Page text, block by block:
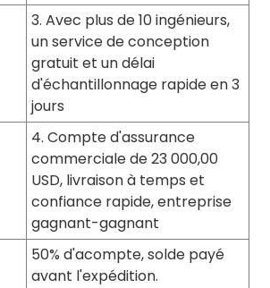
3. Avec plus de 10 ingénieurs,
un service de conception
gratuit et un délai
d'échantillonnage rapide en 3
jours
4. Compte d'assurance
commerciale de 23 000,00
USD, livraison à temps et
confiance rapide, entreprise
gagnant-gagnant
50% d'acompte, solde payé
avant l'expédition.